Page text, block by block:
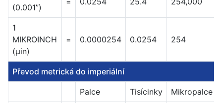
(0.001”)
1
MIKROINCH
(μin)
= 0.0000254 0.0254 254
Převod metrická do imperiální
Palce Tisícinky Mikropalce